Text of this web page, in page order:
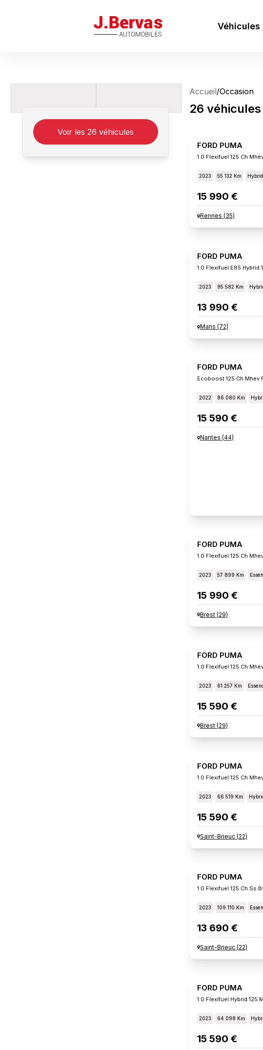
J.Bervas
Voir les 26 véhicules
Accueil/Occasion
26 véhicules
FORD PUMA
1.0 Flexifuel 125 Ch
2023 55 132 Km
15 990 €
Rennes (35)
FORD PUMA
1.0 Flexifuel E85 Hybrid
2023 95 582 Km
13 990 €
Mans (72)
FORD PUMA
Ecoboost 125 Ch Mhev
2022 86 080 Km
15 590 €
Nantes (44)
FORD PUMA
1.0 Flexifuel 125 Ch
2023 57 899 Km
15 990 €
Brest(29)
FORD PUMA
1.0 Flexifuel 125 Ch
2023 61 257 Km
15 590 €
Brest(29)
FORD PUMA
1.0 Flexifuel 125 Ch
2023 66 519 Km
15 590 €
Saint-Brieuc(22)
FORD PUMA
1.0 Flexifuel 125 Ch Ss
2023 109 110 Km
13 690 €
Saint-Brieuc(22)
FORD PUMA
1.0 Flexifuel Hybrid 125
2023 64 098 Km
15 590 €